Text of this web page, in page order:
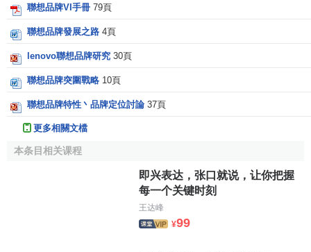
化（variety），以及認知刺激（cognitive stimulation）。象
征利益是指產品或服務的外在優勢（extrinsic
advantages），其通常與產品屬性無關，而是有關社會認同
3、態度（attitudes）聯想：
的整體評價，其為形成
有關、無關屬性之信念、功能利益、經驗利益以及與象征利
益間均存在著相關性。
品牌聯想的建構方式
聯想品牌VI手冊 79頁
聯想品牌發展之路 4頁
lenovo聯想品牌研究 30頁
聯想品牌突圍戰略 10頁
聯想品牌特性丶品牌定位討論 37頁
更多相關文檔
本条目相关课程
即兴表达，张口就说，让你把握
每一个关键时刻
王达峰
¥99